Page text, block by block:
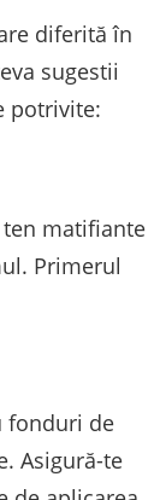
diferită în
sugestii
potrivite:
matifiante
Primerul
fonduri de
Asigură-te